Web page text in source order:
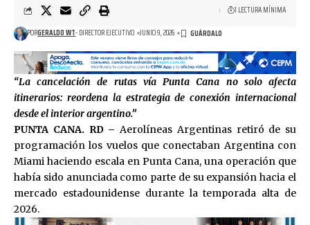
PORGERALDO WT- DIRECTOR EJECUTIVO JUNIO 9, 2026
1 LECTURA MÍNIMA
“La cancelación de rutas vía Punta Cana no solo afecta
itinerarios: reordena la estrategia de conexión internacional
desde el interior argentino.”
PUNTA CANA. RD – Aerolíneas Argentinas retiró de su
programación los vuelos que conectaban Argentina con
Miami haciendo escala en Punta Cana, una operación que
había sido anunciada como parte de su expansión hacia el
mercado estadounidense durante la temporada alta de
2026.